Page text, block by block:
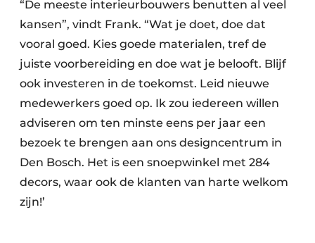
“De meeste interieurbouwers benutten al veel
kansen”, vindt Frank. “Wat je doet, doe dat
vooral goed. Kies goede materialen, tref de
juiste voorbereiding en doe wat je belooft. Blijf
ook investeren in de toekomst. Leid nieuwe
medewerkers goed op. Ik zou iedereen willen
adviseren om ten minste eens per jaar een
bezoek te brengen aan ons designcentrum in
Den Bosch. Het is een snoepwinkel met 284
decors, waar ook de klanten van harte welkom
zijn!’